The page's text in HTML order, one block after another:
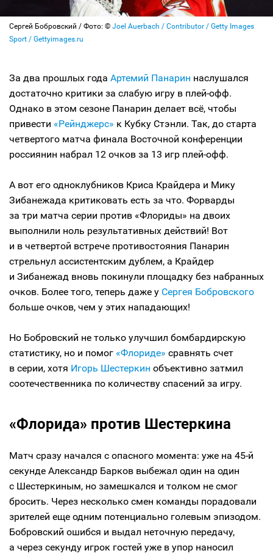
Сергей Бобровский / Фото: © Joel Auerbach / Contributor / Getty Images
Sport / Gettyimages.ru
За два прошлых года Артемий Панарин наслушался
достаточно критики за слабую игру в плей-офф.
Однако в этом сезоне Панарин делает всё, чтобы
привести «Рейнджерс» к Кубку Стэнли. Так, до старта
четвертого матча финала Восточной конференции
россиянин набрал 12 очков за 13 игр плей-офф.
А вот его одноклубников Криса Крайдера и Мику
Зибанежада критиковать есть за что. Форварды
за три матча серии против «Флориды» на двоих
выполнили ноль результативных действий! Вот
и в четвертой встрече противостояния Панарин
стрельнул ассистентским дублем, а Крайдер
и Зибанежад вновь покинули площадку без набранных
очков. Более того, теперь даже у Сергея Бобровского
больше очков, чем у этих нападающих!
Но Бобровский не только улучшил бомбардирскую
статистику, но и помог «Флориде» сравнять счет
в серии, хотя Игорь Шестеркин объективно затмил
соотечественника по количеству спасений за игру.
«Флорида» против Шестеркина
Матч сразу начался с опасного момента: уже на 45-й
секунде Александр Барков выбежал один на один
с Шестеркиным, но замешкался и толком не смог
бросить. Через несколько смен команды порадовали
зрителей еще одним потенциально голевым эпизодом.
Бобровский ошибся и выдал неточную передачу,
а через секунду игрок гостей уже в упор наносил